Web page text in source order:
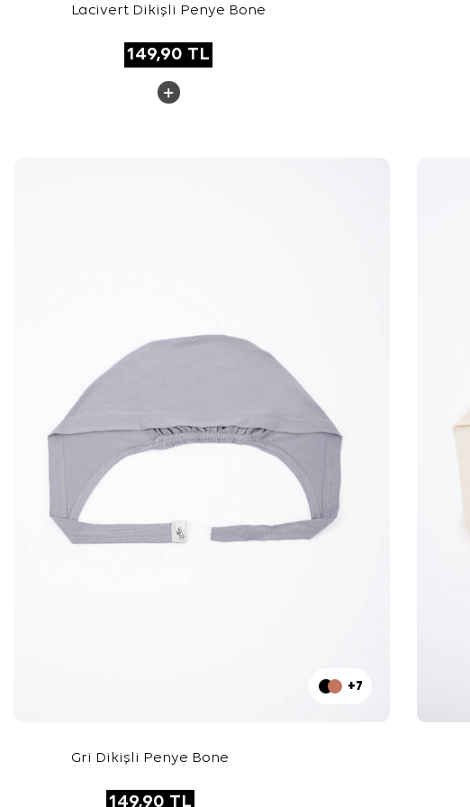
Lacivert Dikişli Penye Bone
149,90 TL
+7
Gri Dikişli Penye Bone
149,90 TL